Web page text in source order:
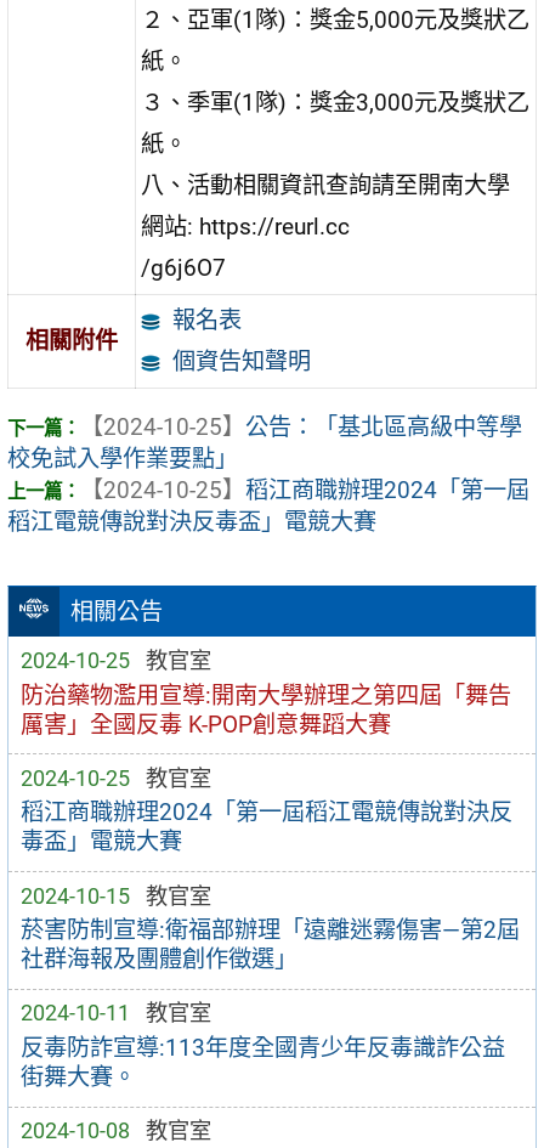
相關公告
2024-10-25 教官室
防治藥物濫用宣導:開南大學辦理之第四屆「舞告
厲害」全國反毒 K-POP創意舞蹈大賽
2024-10-25 教官室
稻江商職辦理2024「第一屆稻江電競傳說對決反
毒盃」電競大賽
2024-10-15 教官室
菸害防制宣導:衛福部辦理「遠離迷霧傷害—第2屆
社群海報及團體創作徵選」
2024-10-11 教官室
反毒防詐宣導:113年度全國青少年反毒識詐公益
街舞大賽。
2024-10-08 教官室
２、亞軍(1隊)：獎金5,000元及獎狀乙
紙。
３、季軍(1隊)：獎金3,000元及獎狀乙
紙。
八、活動相關資訊查詢請至開南大學
網站: https://reurl.cc
/g6j6O7
相關附件
報名表
個資告知聲明
【2024-10-25】 公告：「基北區高級中等學
校免試入學作業要點」
【2024-10-25】 稻江商職辦理2024「第一屆
稻江電競傳說對決反毒盃」電競大賽